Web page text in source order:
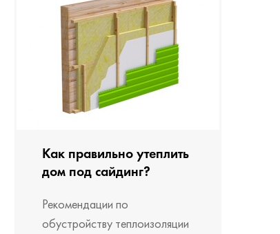
Как правильно утеплить
дом под сайдинг?
Рекомендации по
обустройству теплоизоляции